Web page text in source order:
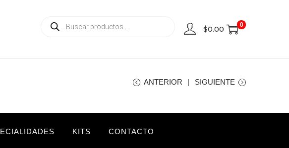
$0.00
0
ANTERIOR SIGUIENTE
KITS CONTACTO